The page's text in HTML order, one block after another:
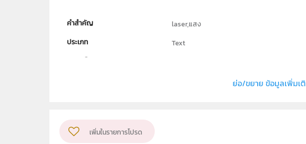
คำสำคัญ
laser,แสง
ประเภท
Text
กลุ่มเป้าหมาย
ย่อ/ขยาย ข้อมูลเพิ่มเ
เพิ่มในรายการโปรด